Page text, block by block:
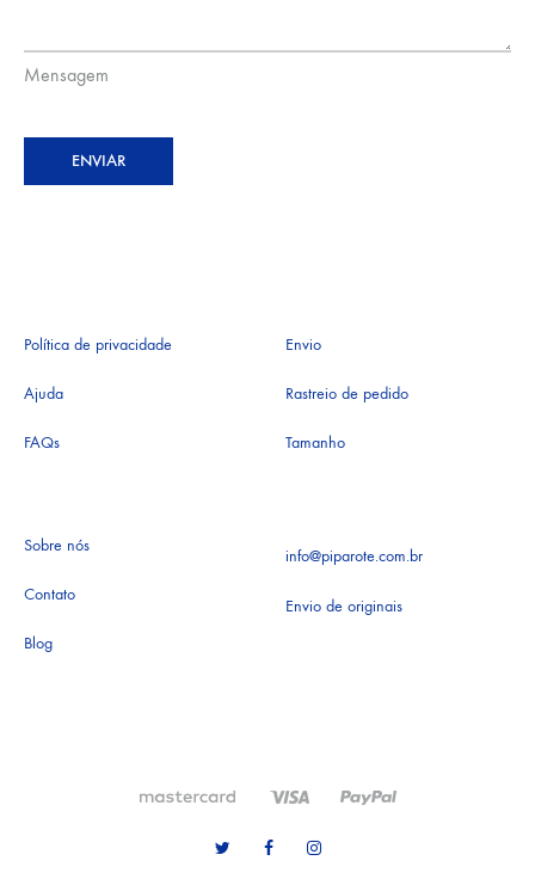
Mensagem
ENVIAR
Política de privacidade
Ajuda
FAQs
Envio
Rastreio de pedido
Tamanho
Sobre nós
Contato
Blog
info@piparote.com.br
Envio de originais
TwitterFacebookInstagram